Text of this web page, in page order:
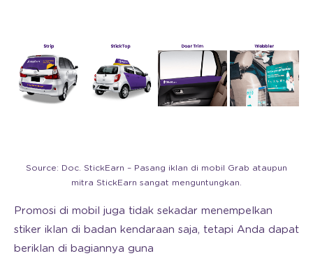
Source: Doc. StickEarn – Pasang iklan di mobil Grab ataupun
mitra StickEarn sangat menguntungkan.
Promosi di mobil juga tidak sekadar menempelkan
stiker iklan di badan kendaraan saja, tetapi Anda dapat
beriklan di bagiannya guna